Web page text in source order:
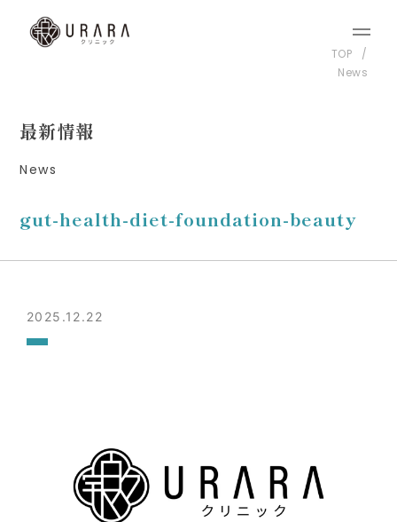
TOP
News
最新情報
News
gut-health-diet-foundation-beauty
2025.12.22